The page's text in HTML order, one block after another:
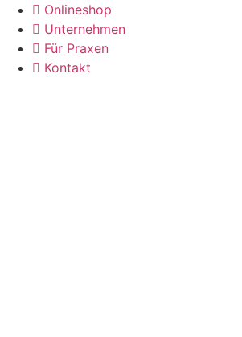
Zum
Inhalt
wechseln
Onlineshop
Unternehmen
Für Praxen
Kontakt